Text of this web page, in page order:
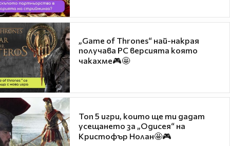
„Game of Thrones“ най-накрая
получава PC версията която
чакахме🎮🤩
Топ 5 игри, които ще ти дадат
усещането за „Одисея“ на
Кристофър Нолан🤩🎮